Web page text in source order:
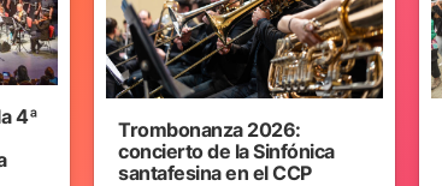
4ª
Trombonanza 2026:
concierto de la Sinfónica
santafesina en el CCP